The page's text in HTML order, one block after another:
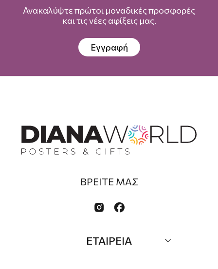
Ανακαλύψτε πρώτοι μοναδικές προσφορές
και τις νέες αφίξεις μας.
Εγγραφή
ΒΡΕΙΤΕ ΜΑΣ
 
ΕΤΑΙΡΕΙΑ